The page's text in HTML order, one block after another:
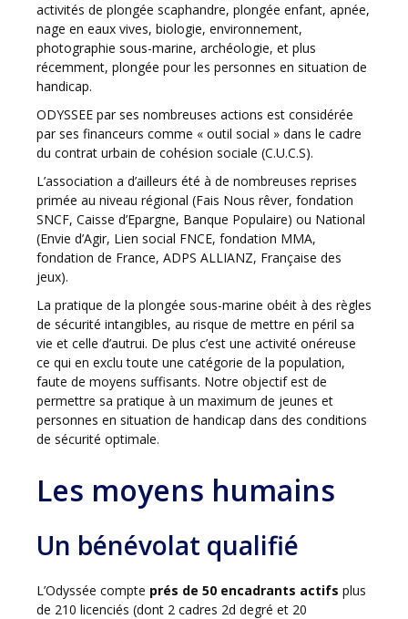
activités de plongée scaphandre, plongée enfant, apnée,
nage en eaux vives, biologie, environnement,
photographie sous-marine, archéologie, et plus
récemment, plongée pour les personnes en situation de
handicap.
ODYSSEE par ses nombreuses actions est considérée
par ses financeurs comme « outil social » dans le cadre
du contrat urbain de cohésion sociale (C.U.C.S).
L’association a d’ailleurs été à de nombreuses reprises
primée au niveau régional (Fais Nous rêver, fondation
SNCF, Caisse d’Epargne, Banque Populaire) ou National
(Envie d’Agir, Lien social FNCE, fondation MMA,
fondation de France, ADPS ALLIANZ, Française des
jeux).
La pratique de la plongée sous-marine obéit à des règles
de sécurité intangibles, au risque de mettre en péril sa
vie et celle d’autrui. De plus c’est une activité onéreuse
ce qui en exclu toute une catégorie de la population,
faute de moyens suffisants. Notre objectif est de
permettre sa pratique à un maximum de jeunes et
personnes en situation de handicap dans des conditions
de sécurité optimale.
Les moyens humains
Un bénévolat qualifié
L’Odyssée compte prés de 50 encadrants actifs plus
de 210 licenciés (dont 2 cadres 2d degré et 20